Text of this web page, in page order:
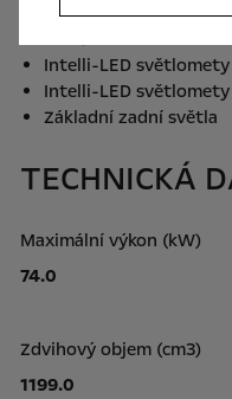
Automatické dálkové
Manuální nastavení
Intelli-LED
Intelli-LED světlomety
Základní zadní světla
TECHNICKÁ
Maximální výkon (kW)
74.0
Zdvihový objem (cm3)
1199.0